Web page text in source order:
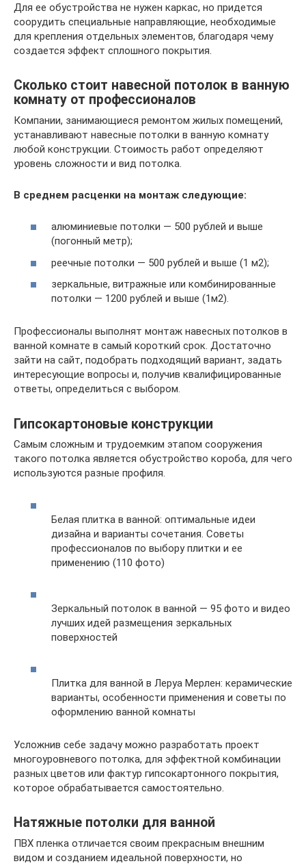
Для ее обустройства не нужен каркас, но придется
соорудить специальные направляющие, необходимые
для крепления отдельных элементов, благодаря чему
создается эффект сплошного покрытия.
Сколько стоит навесной потолок в ванную
комнату от профессионалов
Компании, занимающиеся ремонтом жилых помещений,
устанавливают навесные потолки в ванную комнату
любой конструкции. Стоимость работ определяют
уровень сложности и вид потолка.
В среднем расценки на монтаж следующие:
алюминиевые потолки — 500 рублей и выше
(погонный метр);
реечные потолки — 500 рублей и выше (1 м2);
зеркальные, витражные или комбинированные
потолки — 1200 рублей и выше (1м2).
Профессионалы выполнят монтаж навесных потолков в
ванной комнате в самый короткий срок. Достаточно
зайти на сайт, подобрать подходящий вариант, задать
интересующие вопросы и, получив квалифицированные
ответы, определиться с выбором.
Гипсокартоновые конструкции
Самым сложным и трудоемким этапом сооружения
такого потолка является обустройство короба, для чего
используются разные профиля.
Белая плитка в ванной: оптимальные идеи
дизайна и варианты сочетания. Советы
профессионалов по выбору плитки и ее
применению (110 фото)
Зеркальный потолок в ванной — 95 фото и видео
лучших идей размещения зеркальных
поверхностей
Плитка для ванной в Леруа Мерлен: керамические
варианты, особенности применения и советы по
оформлению ванной комнаты
Усложнив себе задачу можно разработать проект
многоуровневого потолка, для эффектной комбинации
разных цветов или фактур гипсокартонного покрытия,
которое обрабатывается самостоятельно.
Натяжные потолки для ванной
ПВХ пленка отличается своим прекрасным внешним
видом и созданием идеальной поверхности, но